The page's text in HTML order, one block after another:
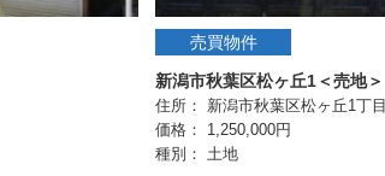
売買物件
新潟市秋葉区松ヶ丘1＜売地＞
住所： 新潟市秋葉区松ヶ丘1丁目
価格： 1,250,000円
種別： 土地